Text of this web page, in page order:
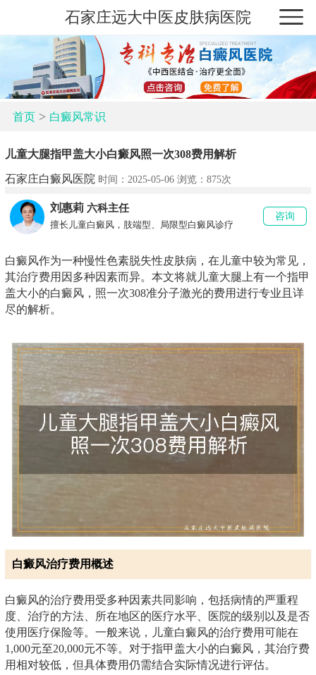
石家庄远大中医皮肤病医院
首页> 白癜风常识
儿童大腿指甲盖大小白癜风照一次308费用解析
石家庄白癜风医院 时间：2025-05-06 浏览： 875次
刘惠莉 六科主任
擅长儿童白癜风，肢端型、局限型白癜风诊疗
咨询
白癜风作为一种慢性色素脱失性皮肤病，在儿童中较为常见，
其治疗费用因多种因素而异。本文将就儿童大腿上有一个指甲
盖大小的白癜风，照一次308准分子激光的费用进行专业且详
尽的解析。
白癜风治疗费用概述
白癜风的治疗费用受多种因素共同影响，包括病情的严重程
度、治疗的方法、所在地区的医疗水平、医院的级别以及是否
使用医疗保险等。一般来说，儿童白癜风的治疗费用可能在
1,000元至20,000元不等。对于指甲盖大小的白癜风，其治疗费
用相对较低，但具体费用仍需结合实际情况进行评估。